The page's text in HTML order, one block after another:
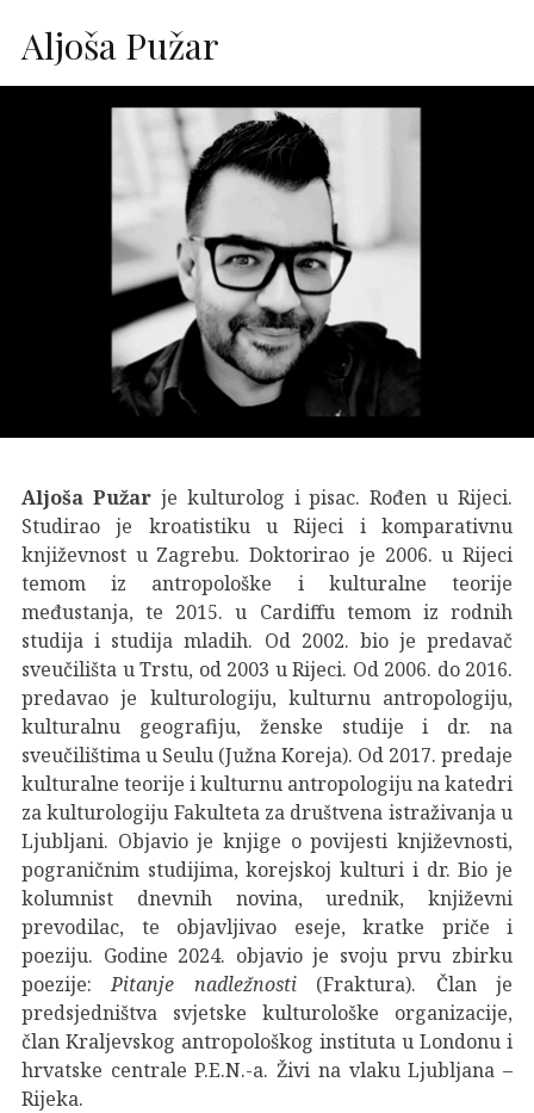
Aljoša Pužar
Aljoša Pužar je kulturolog i pisac. Rođen u Rijeci.
Studirao je kroatistiku u Rijeci i komparativnu
književnost u Zagrebu. Doktorirao je 2006. u Rijeci
temom iz antropološke i kulturalne teorije
međustanja, te 2015. u Cardiffu temom iz rodnih
studija i studija mladih. Od 2002. bio je predavač
sveučilišta u Trstu, od 2003 u Rijeci. Od 2006. do 2016.
predavao je kulturologiju, kulturnu antropologiju,
kulturalnu geografiju, ženske studije i dr. na
sveučilištima u Seulu (Južna Koreja). Od 2017. predaje
kulturalne teorije i kulturnu antropologiju na katedri
za kulturologiju Fakulteta za društvena istraživanja u
Ljubljani. Objavio je knjige o povijesti književnosti,
pograničnim studijima, korejskoj kulturi i dr. Bio je
kolumnist dnevnih novina, urednik, književni
prevodilac, te objavljivao eseje, kratke priče i
poeziju. Godine 2024. objavio je svoju prvu zbirku
poezije: Pitanje nadležnosti(Fraktura). Član je
predsjedništva svjetske kulturološke organizacije,
član Kraljevskog antropološkog instituta u Londonu i
hrvatske centrale P.E.N.-a. Živi na vlaku Ljubljana –
Rijeka.